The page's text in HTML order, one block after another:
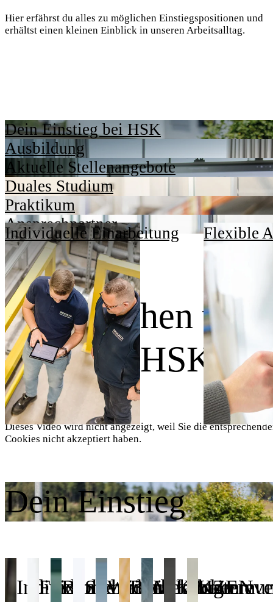
Hier erfährst du alles zu möglichen Einstiegspositionen und
erhältst einen kleinen Einblick in unseren Arbeitsalltag.
Dein Einstieg bei HSK
Ausbildung
Aktuelle Stellenangebote
Duales Studium
Praktikum
Ansprechpartner
Dafür stehen wir.
Wir sind HSK.
Dieses Video wird nicht angezeigt, weil Sie die
Cookies nicht akzeptiert haben.
Dein Einstieg
Individuelle Einarbeitung Flexible
Individuelle
Flexible
Betriebliches
Sicherheit
Weiterbildung
Betrieblicher
KAIZEN